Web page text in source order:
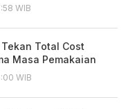
WIB
Total Cost
Masa Pemakaian
WIB